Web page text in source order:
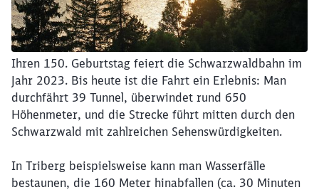
Ihren 150. Geburtstag feiert die Schwarzwaldbahn im
Jahr 2023. Bis heute ist die Fahrt ein Erlebnis: Man
durchfährt 39 Tunnel, überwindet rund 650
Höhenmeter, und die Strecke führt mitten durch den
Schwarzwald mit zahlreichen Sehenswürdigkeiten.
In Triberg beispielsweise kann man Wasserfälle
bestaunen, die 160 Meter hinabfallen (ca. 30 Minuten